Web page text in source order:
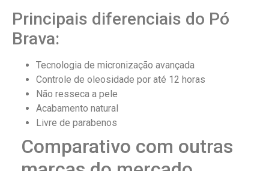
Principais diferenciais do Pó
Brava:
Tecnologia de micronização avançada
Controle de oleosidade por até 12 horas
Não resseca a pele
Acabamento natural
Livre de parabenos
Comparativo com outras